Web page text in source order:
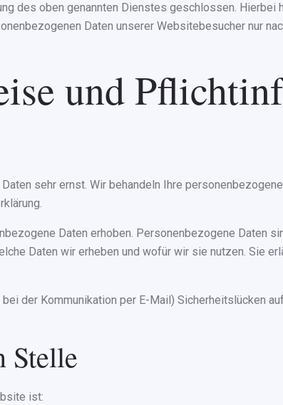
des oben genannten Dienstes geschlossen.
Daten unserer Websitebesucher nur
und
sehr ernst. Wir behandeln Ihre
Daten erhoben. Personenbezogene Daten
Daten wir erheben und wofür wir sie nutzen. Sie
der Kommunikation per E-Mail) Sicherheitslücken
Stelle
ist: